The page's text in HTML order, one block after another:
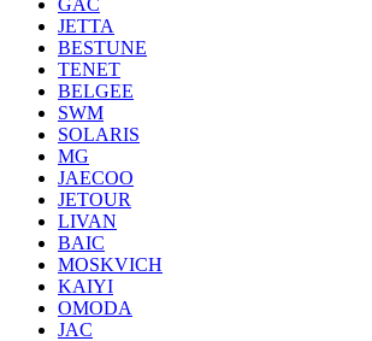
GAC
JETTA
BESTUNE
TENET
BELGEE
SWM
SOLARIS
MG
JAECOO
JETOUR
LIVAN
BAIC
MOSKVICH
KAIYI
OMODA
JAC